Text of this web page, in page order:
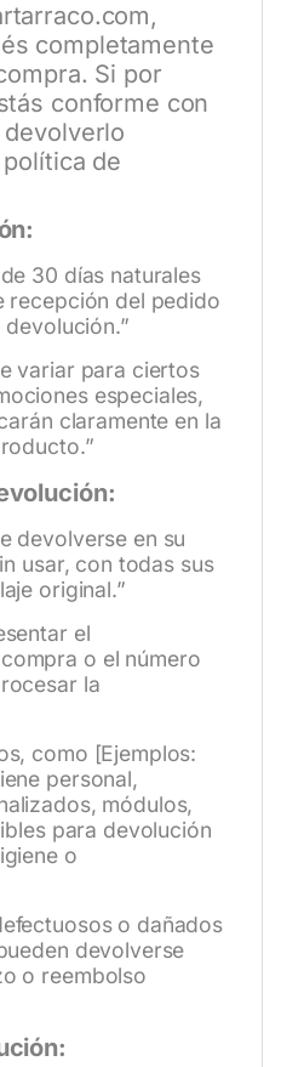
,
completamente
Si por
conforme con
de
30 días naturales
recepción del pedido
variar para ciertos
especiales,
claramente en la
devolverse en su
usar, con todas sus
original.”
el
o el número
la
como [Ejemplos:
personal,
módulos,
para devolución
o
o dañados
devolverse
o reembolso